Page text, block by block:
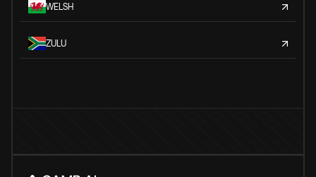
WELSH
ZULU